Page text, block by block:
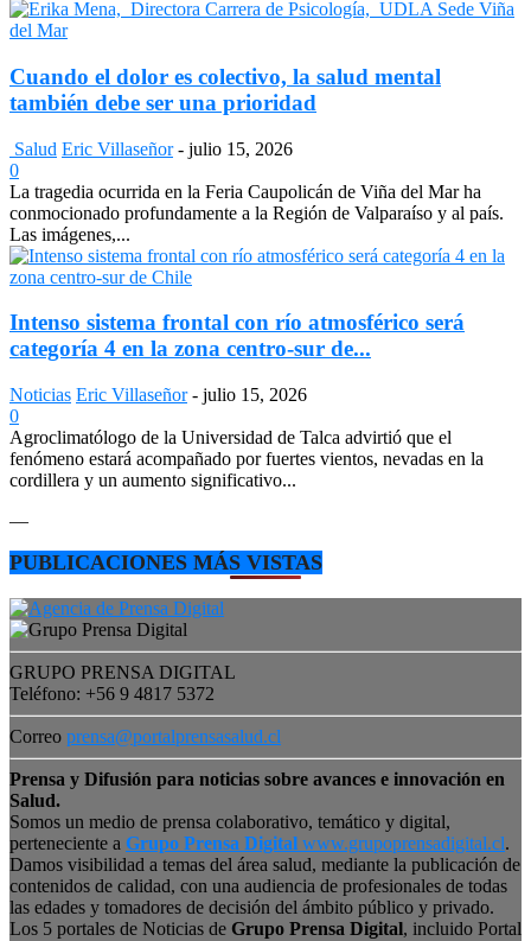
Cuando el dolor es colectivo, la salud mental
también debe ser una prioridad
Salud Eric Villaseñor - julio 15, 2026
0
La tragedia ocurrida en la Feria Caupolicán de Viña del Mar ha
conmocionado profundamente a la Región de Valparaíso y al país.
Las imágenes,...
Intenso sistema frontal con río atmosférico será
categoría 4 en la zona centro-sur de...
Noticias Eric Villaseñor - julio 15, 2026
0
Agroclimatólogo de la Universidad de Talca advirtió que el
fenómeno estará acompañado por fuertes vientos, nevadas en la
cordillera y un aumento significativo...
—
PUBLICACIONES MÁS VISTAS
GRUPO PRENSA DIGITAL
Teléfono: +56 9 4817 5372
Correo prensa@portalprensasalud.cl
Prensa y Difusión para noticias sobre avances e innovación en
Salud.
Somos un medio de prensa colaborativo, temático y digital,
perteneciente a Grupo Prensa Digital www.grupoprensadigital.cl.
Damos visibilidad a temas del área salud, mediante la publicación de
contenidos de calidad, con una audiencia de profesionales de todas
las edades y tomadores de decisión del ámbito público y privado.
Los 5 portales de Noticias de Grupo Prensa Digital, incluido Portal